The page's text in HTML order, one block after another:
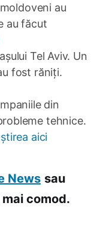
au
au făcut
Tel Aviv. Un
fost răniți.
din
tehnice.
aici
News sau
comod.